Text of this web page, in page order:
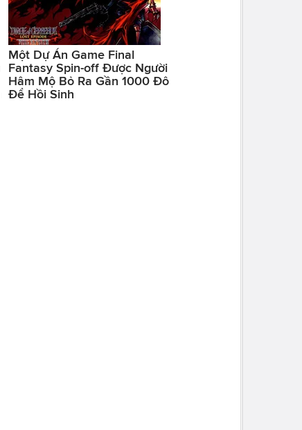
Một Dự Án Game Final
Fantasy Spin-off Được Người
Hâm Mộ Bỏ Ra Gần 1000 Đô
Để Hồi Sinh